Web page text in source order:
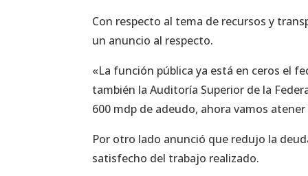
Con respecto al tema de recursos y
un anuncio al respecto.
«La función pública ya está en ceros el
también la Auditoría Superior de la
600 mdp de adeudo, ahora vamos
Por otro lado anunció que redujo la
satisfecho del trabajo realizado.